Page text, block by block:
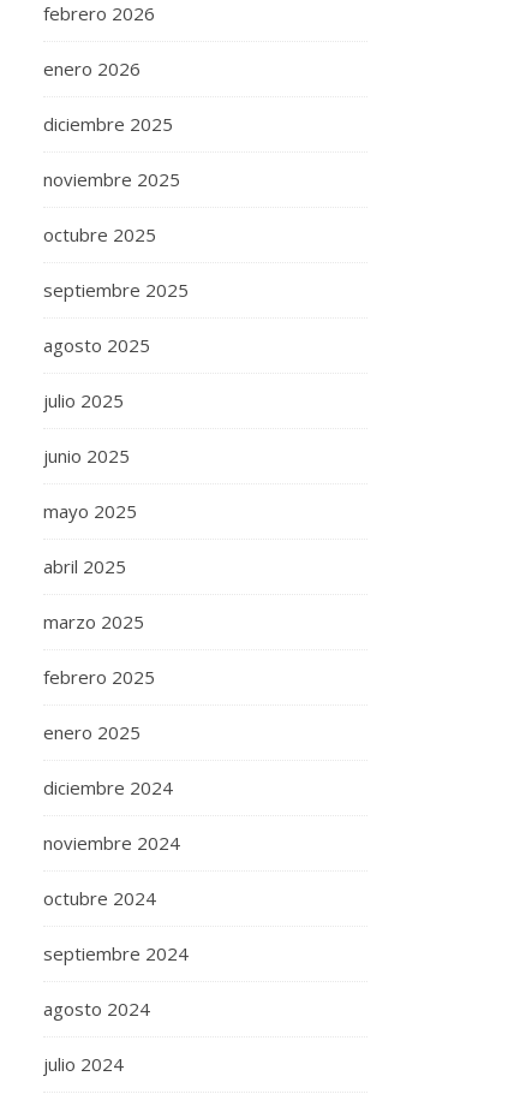
febrero 2026
enero 2026
diciembre 2025
noviembre 2025
octubre 2025
septiembre 2025
agosto 2025
julio 2025
junio 2025
mayo 2025
abril 2025
marzo 2025
febrero 2025
enero 2025
diciembre 2024
noviembre 2024
octubre 2024
septiembre 2024
agosto 2024
julio 2024